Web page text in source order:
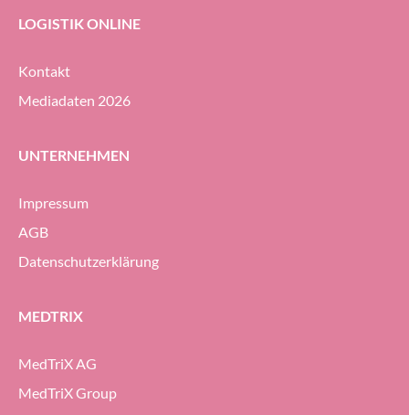
LOGISTIK ONLINE
Kontakt
Mediadaten 2026
UNTERNEHMEN
Impressum
AGB
Datenschutzerklärung
MEDTRIX
MedTriX AG
MedTriX Group